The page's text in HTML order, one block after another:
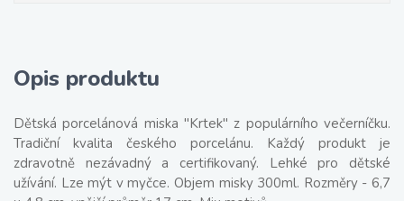
Opis produktu
Dětská porcelánová miska "Krtek" z populárního večerníčku.
Tradiční kvalita českého porcelánu. Každý produkt je
zdravotně nezávadný a certifikovaný. Lehké pro dětské
užívání. Lze mýt v myčce. Objem misky 300ml. Rozměry - 6,7